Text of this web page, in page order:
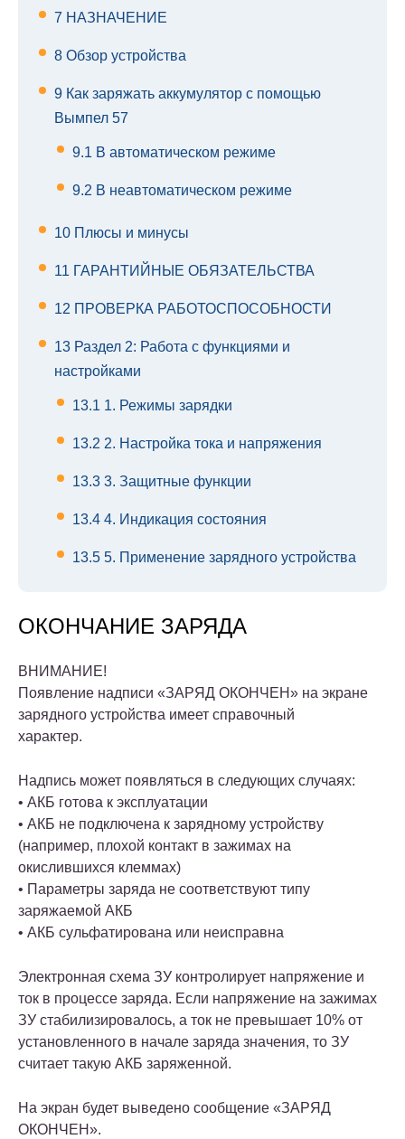
7 НАЗНАЧЕНИЕ
8 Обзор устройства
9 Как заряжать аккумулятор с помощью
Вымпел 57
9.1 В автоматическом режиме
9.2 В неавтоматическом режиме
10 Плюсы и минусы
11 ГАРАНТИЙНЫЕ ОБЯЗАТЕЛЬСТВА
12 ПРОВЕРКА РАБОТОСПОСОБНОСТИ
13 Раздел 2: Работа с функциями и
настройками
13.1 1. Режимы зарядки
13.2 2. Настройка тока и напряжения
13.3 3. Защитные функции
13.4 4. Индикация состояния
13.5 5. Применение зарядного устройства
ОКОНЧАНИЕ ЗАРЯДА
ВНИМАНИЕ!
Появление надписи «ЗАРЯД ОКОНЧЕН» на экране
зарядного устройства имеет справочный
характер.
Надпись может появляться в следующих случаях:
• АКБ готова к эксплуатации
• АКБ не подключена к зарядному устройству
(например, плохой контакт в зажимах на
окислившихся клеммах)
• Параметры заряда не соответствуют типу
заряжаемой АКБ
• АКБ сульфатирована или неисправна
Электронная схема ЗУ контролирует напряжение и
ток в процессе заряда. Если напряжение на зажимах
ЗУ стабилизировалось, а ток не превышает 10% от
установленного в начале заряда значения, то ЗУ
считает такую АКБ заряженной.
На экран будет выведено сообщение «ЗАРЯД
ОКОНЧЕН».